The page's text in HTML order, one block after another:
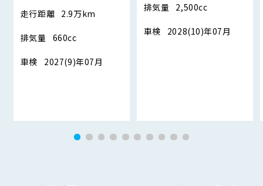
走行距離 2.9万km
排気量 660cc
車検 2027(9)年07月
排気量 2,500cc
車検 2028(10)年07月